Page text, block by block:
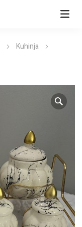
Kuhinja